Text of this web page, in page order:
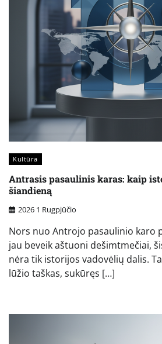
Kultūra
Antrasis pasaulinis karas: kaip
šiandieną
2026 1 Rugpjūčio
Nors nuo Antrojo pasaulinio karo
jau beveik aštuoni dešimtmečiai,
nėra tik istorijos vadovėlių dalis.
lūžio taškas, sukūręs […]